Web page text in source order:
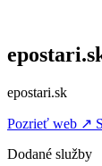
epostari.sk
Pozrieť web ↗
Dodané služby